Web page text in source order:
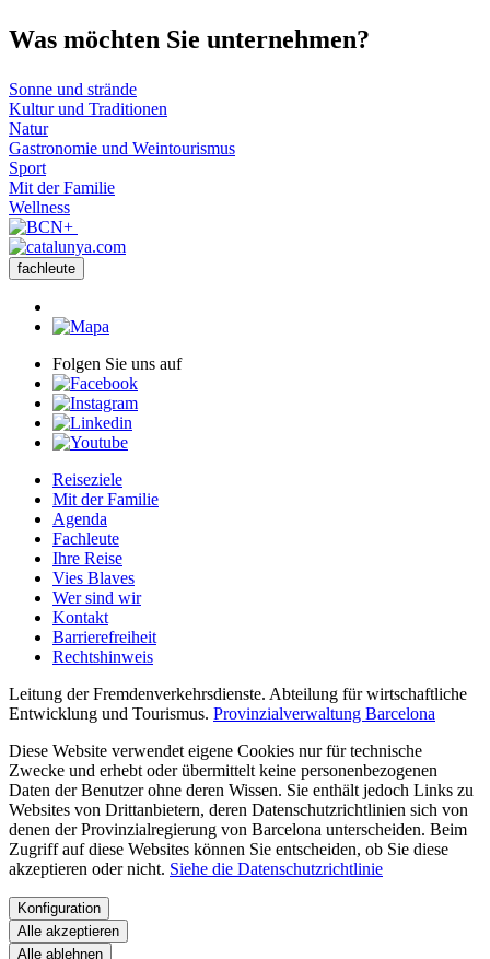
Was möchten Sie unternehmen?
Sonne und strände
Kultur und Traditionen
Natur
Gastronomie und Weintourismus
Sport
Mit der Familie
Wellness
fachleute
Folgen Sie uns auf
Reiseziele
Mit der Familie
Agenda
Fachleute
Ihre Reise
Vies Blaves
Wer sind wir
Kontakt
Barrierefreiheit
Rechtshinweis
Leitung der Fremdenverkehrsdienste. Abteilung für wirtschaftliche
Entwicklung und Tourismus. Provinzialverwaltung Barcelona
Diese Website verwendet eigene Cookies nur für technische
Zwecke und erhebt oder übermittelt keine personenbezogenen
Daten der Benutzer ohne deren Wissen. Sie enthält jedoch Links zu
Websites von Drittanbietern, deren Datenschutzrichtlinien sich von
denen der Provinzialregierung von Barcelona unterscheiden. Beim
Zugriff auf diese Websites können Sie entscheiden, ob Sie diese
akzeptieren oder nicht. Siehe die Datenschutzrichtlinie
Konfiguration
Alle akzeptieren
Alle ablehnen